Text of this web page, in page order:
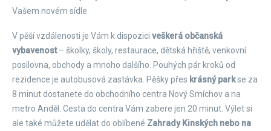
Vašem novém sídle.
V pěší vzdálenosti je Vám k dispozici veškerá občanská
vybavenost– školky, školy, restaurace, dětská hřiště, venkovní
posilovna, obchody a mnoho dalšího. Pouhých pár kroků od
rezidence je autobusová zastávka. Pěšky přes krásný parkse za
8 minut dostanete do obchodního centra Nový Smíchov a na
metro Anděl. Cesta do centra Vám zabere jen 20 minut. Výlet si
ale také můžete udělat do oblíbené Zahrady Kinských nebo na